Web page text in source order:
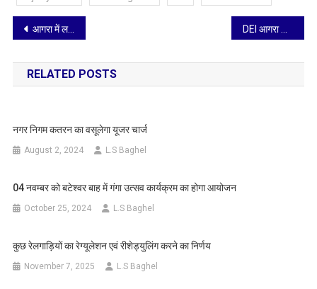
Post
navigation
आगरा में लगेगा ‘रक्तदान का महाकुंभ’: भारत विकास परिषद निकुंज शाखा ने रखा 1000+ यूनिट का लक्ष्य
RELATED POSTS
नगर निगम कतरन का वसूलेगा यूजर चार्ज
August 2, 2024 L.S Baghel
04 नवम्बर को बटेश्वर बाह में गंगा उत्सव कार्यक्रम का होगा आयोजन
October 25, 2024 L.S Baghel
कुछ रेलगाड़ियों का रेग्यूलेशन एवं रीशेड्युलिंग करने का निर्णय
November 7, 2025 L.S Baghel